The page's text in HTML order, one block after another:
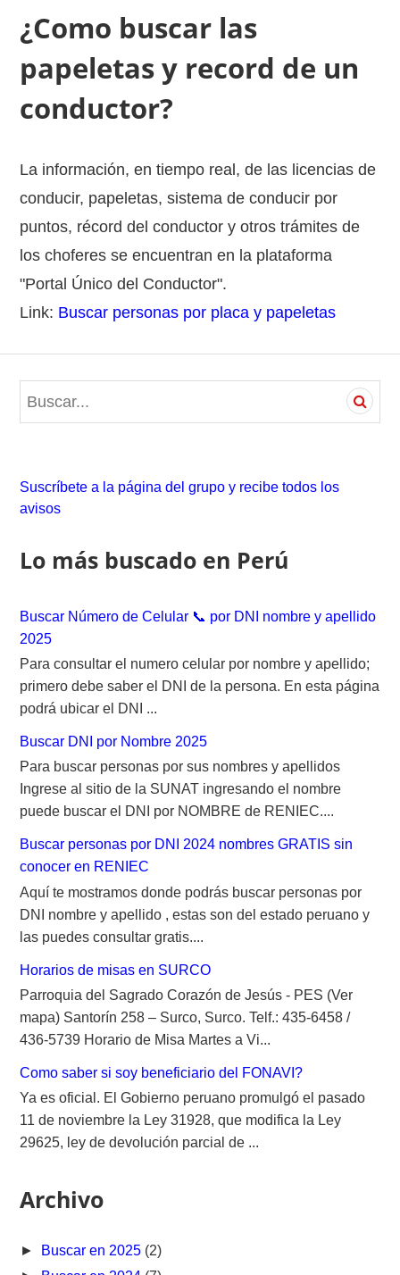
¿Como buscar las
papeletas y record de un
conductor?
La información, en tiempo real, de las licencias de
conducir, papeletas, sistema de conducir por
puntos, récord del conductor y otros trámites de
los choferes se encuentran en la plataforma
"Portal Único del Conductor".
Link: Buscar personas por placa y papeletas
e
Suscríbete a la página del grupo y recibe todos los
avisos
Lo más buscado en Perú
Buscar Número de Celular 📞 por DNI nombre y apellido
2025
Para consultar el numero celular por nombre y apellido;
primero debe saber el DNI de la persona. En esta página
podrá ubicar el DNI ...
Buscar DNI por Nombre 2025
Para buscar personas por sus nombres y apellidos
Ingrese al sitio de la SUNAT ingresando el nombre
puede buscar el DNI por NOMBRE de RENIEC....
Buscar personas por DNI 2024 nombres GRATIS sin
conocer en RENIEC
Aquí te mostramos donde podrás buscar personas por
DNI nombre y apellido , estas son del estado peruano y
las puedes consultar gratis....
Horarios de misas en SURCO
Parroquia del Sagrado Corazón de Jesús - PES (Ver
mapa) Santorín 258 – Surco, Surco. Telf.: 435-6458 /
436-5739 Horario de Misa Martes a Vi...
Como saber si soy beneficiario del FONAVI?
Ya es oficial. El Gobierno peruano promulgó el pasado
11 de noviembre la Ley 31928, que modifica la Ley
29625, ley de devolución parcial de ...
Archivo
► Buscar en 2025 (2)